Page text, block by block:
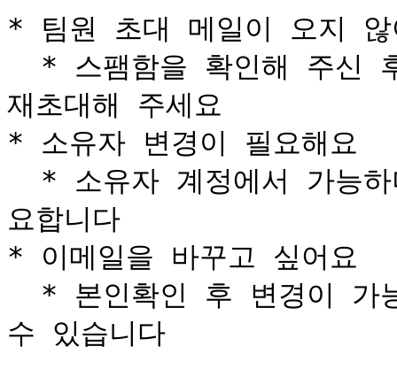
* 팀원 초대 메일이 오지 않
재초대해 주세요
* 소유자 변경이 필요해요
요합니다
* 이메일을 바꾸고 싶어요